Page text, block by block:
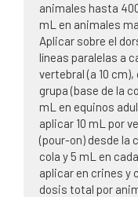
animales hasta
mL en animales
Aplicar sobre el
líneas paralelas a
vertebral (a 10
grupa (base de la
mL en equinos
aplicar 10 mL por
(pour-on) desde la
cola y 5 mL en
aplicar en crines y
dosis total por